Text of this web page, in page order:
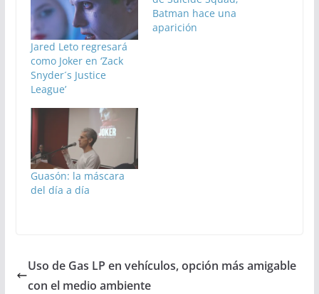
Jared Leto regresará
como Joker en ‘Zack
Snyder´s Justice
League’
Batman hace una
aparición
Guasón: la máscara
del día a día
Uso de Gas LP en vehículos, opción más amigable
con el medio ambiente